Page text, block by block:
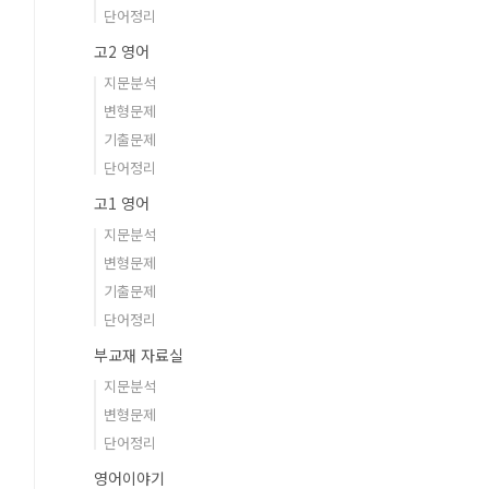
단어정리
고2 영어
지문분석
변형문제
기출문제
단어정리
고1 영어
지문분석
변형문제
기출문제
단어정리
부교재 자료실
지문분석
변형문제
단어정리
영어이야기